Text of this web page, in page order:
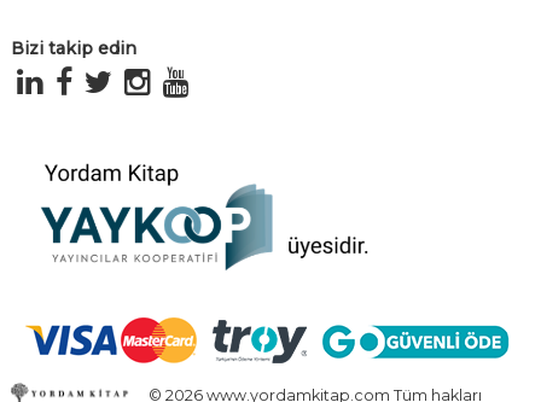
Bizi takip edin
© 2026 www.yordamkitap.com Tüm hakları